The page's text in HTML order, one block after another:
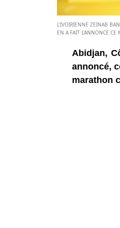
L'IVOIRIENNE ZEINAB
EN A FAIT L'ANNONCE CE
Abidjan,
annoncé,
marathon